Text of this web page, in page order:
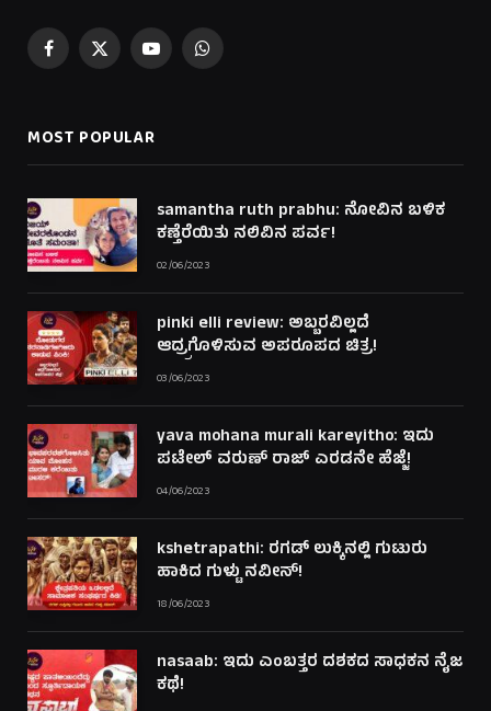
Facebook
X
YouTubeWhatsApp
MOST POPULAR
samantha ruth prabhu: ನೋವಿನ ಬಳಿಕ
ಕಣ್ತೆರೆಯಿತು ನಲಿವಿನ ಪರ್ವ!
02/06/2023
pinki elli review: ಅಬ್ಬರವಿಲ್ಲದೆ
ಆದ್ರ್ರಗೊಳಿಸುವ ಅಪರೂಪದ ಚಿತ್ರ!
03/06/2023
yava mohana murali kareyitho: ಇದು
ಪಟೇಲ್ ವರುಣ್ ರಾಜ್ ಎರಡನೇ ಹೆಜ್ಜೆ!
04/06/2023
kshetrapathi: ರಗಡ್ ಲುಕ್ಕಿನಲ್ಲಿ ಗುಟುರು
ಹಾಕಿದ ಗುಳ್ಟು ನವೀನ್!
18/06/2023
nasaab: ಇದು ಎಂಬತ್ತರ ದಶಕದ ಸಾಧಕನ ನೈಜ
ಕಥೆ!